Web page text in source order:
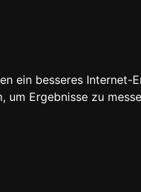
ein besseres
Ergebnisse zu